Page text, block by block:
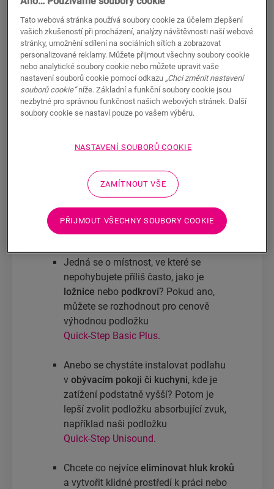
podlahu?
Každý domácí kutil to dobře zná: s chutí
do toho, a půl je hotovo! Nejinak je tomu
i při instalaci novélaminátová podlaha.
Pokud totiž plánujete položit novou
laminátovou podlahu, existuje jeden krok,
Výběrem správné podložky. Rádi vám to
Jaký typ podložky zvolit?
Pro každou místnost či situaci existuje
vhodný typ podložky. Zamyslete se chvilku
Jedná se o místnost, ve které se
nepohybujete příliš často, jako je
ložnice nebo podkroví? Pokud ano,
můžete se rozhodnout pro cenově
výhodnou podložku
Quick-Step Basic Plus.
Anebo se chystáte instalovat podlahu
v obývacím pokoji či kuchyni, kde je
zatížení podstatně vyšší? Potom je
lepší zvolit podložku absorbující zvuk,
například naši podložku
Quick-Step Unisound.
Chcete co nejvíce eliminovat hluk kroků
a vytvořit klidné prostředí k práci nebo
Tato webová stránka používá soubory cookie za účelem zlepšení
vašich zkušeností při procházení, analýzy návštěvnosti naší webové
stránky, umožnění sdílení na sociálních sítích a zobrazovat
personalizované reklamy. Můžete přijmout všechny soubory cookie
nebo analytické soubory cookie nebo můžete upravit vaše
nastavení souborů cookie pomocí odkazu „Chci změnit nastavení
souborů cookie“níže. Základní a funkční soubory cookie jsou
nezbytné pro správnou funkčnost našich webových stránek. Další
soubory cookie se nastaví pouze po vašem výběru.
NASTAVENÍ SOUBORŮ COOKIE
ZAMÍTNOUT VŠE
PŘIJMOUT VŠECHNY SOUBORY COOKIE